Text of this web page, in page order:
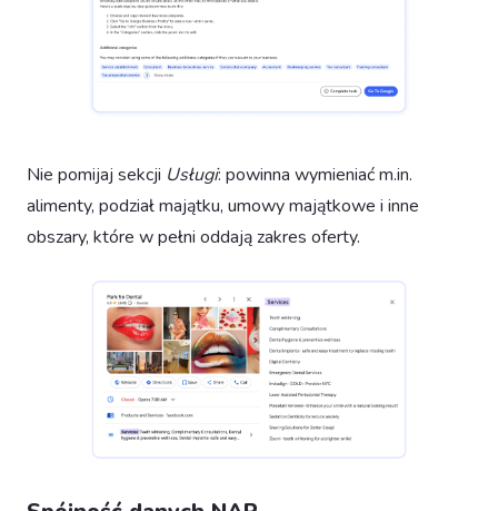
Nie pomijaj sekcji Usługi: powinna wymieniać m.in.
alimenty, podział majątku, umowy majątkowe i inne
obszary, które w pełni oddają zakres oferty.